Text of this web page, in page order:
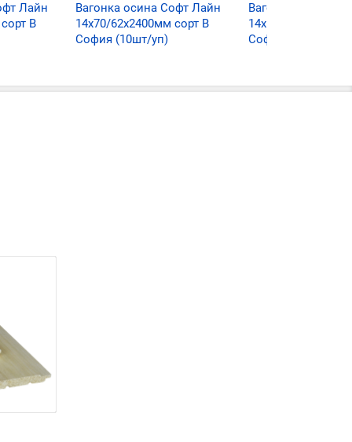
Лайн
В
Вагонка осина Софт Лайн
14х70/62х2400мм сорт В
София (10шт/уп)
Вагонка осина
14х100/
София (10шт/уп)